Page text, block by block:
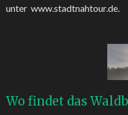
unter www.stadtnahtour.de.
Wo findet das